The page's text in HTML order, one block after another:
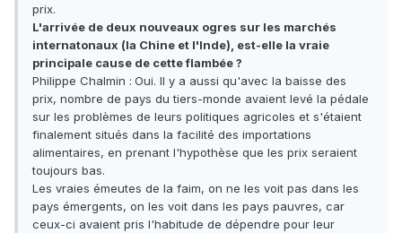
prix.
L'arrivée de deux nouveaux ogres sur les marchés
internatonaux (la Chine et l'Inde), est-elle la vraie
principale cause de cette flambée ?
Philippe Chalmin : Oui. Il y a aussi qu'avec la baisse des
prix, nombre de pays du tiers-monde avaient levé la pédale
sur les problèmes de leurs politiques agricoles et s'étaient
finalement situés dans la facilité des importations
alimentaires, en prenant l'hypothèse que les prix seraient
toujours bas.
Les vraies émeutes de la faim, on ne les voit pas dans les
pays émergents, on les voit dans les pays pauvres, car
ceux-ci avaient pris l'habitude de dépendre pour leur